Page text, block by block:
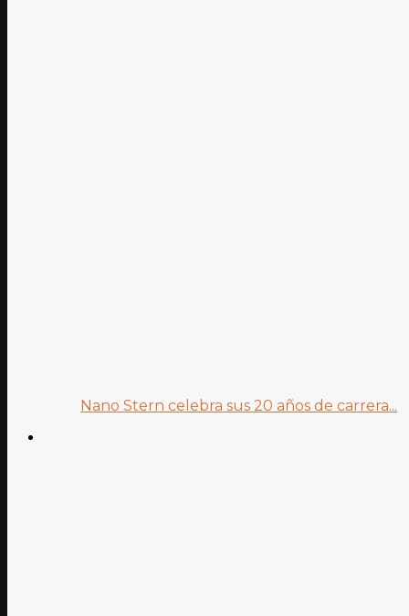
Nano Stern celebra sus 20 años de carrera...